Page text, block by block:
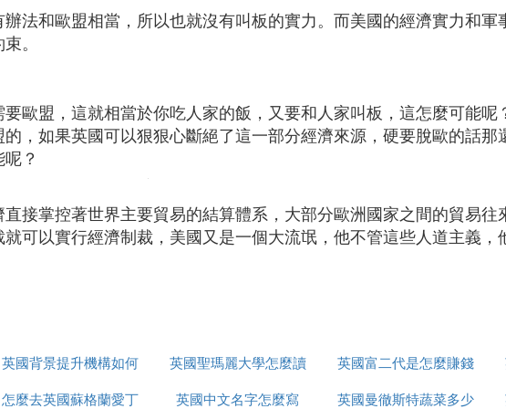
法和歐盟相當，所以也就沒有叫板的實力。而美國的經濟實力和軍
。
歐盟，這就相當於你吃人家的飯，又要和人家叫板，這怎麼可能呢
，如果英國可以狠狠心斷絕了這一部分經濟來源，硬要脫歐的話那
？
接掌控著世界主要貿易的結算體系，大部分歐洲國家之間的貿易往
可以實行經濟制裁，美國又是一個大流氓，他不管這些人道主義，
英國背景提升機構如何
辦理
英國聖瑪麗大學怎麼讀
英國富二代是怎麼賺錢
的
怎麼去英國蘇格蘭愛丁
英國中文名字怎麼寫
英國曼徹斯特蔬菜多少